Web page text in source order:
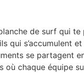
de surf qui
qui s’accumulent
se partagent
chaque équipe